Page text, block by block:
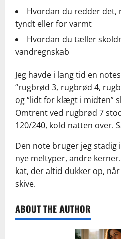
Hvordan du redder det,
tyndt eller for varmt
Hvordan du tæller
vandregnskab
Jeg havde i lang tid en
“rugbrød 3, rugbrød 4,
og “lidt for klægt i midten”
Omtrent ved rugbrød 7
120/240, kold natten over.
Den note bruger jeg stadig
nye meltyper, andre
kat, der altid dukker op,
skive.
ABOUT THE AUTHOR